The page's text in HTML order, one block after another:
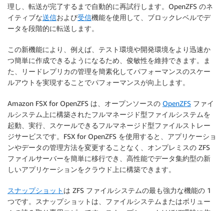
理し、転送が完了するまで自動的に再試行します。OpenZFS のネ
イティブな送信および受信機能を使用して、ブロックレベルでデ
ータを段階的に転送します。
この新機能により、例えば、テスト環境や開発環境をより迅速か
つ簡単に作成できるようになるため、 俊敏性を維持できます。ま
た、リードレプリカの管理を簡素化してパフォーマンスのスケー
ルアウトを実現することでパフォーマンスが向上します。
Amazon FSX for OpenZFS は、オープンソースの OpenZFS ファイ
ルシステム上に構築されたフルマネージド型ファイルシステムを
起動、実行、スケールできるフルマネージド型ファイルストレー
ジサービスです。FSX for OpenZFS を使用すると、アプリケーショ
ンやデータの管理方法を変更することなく、オンプレミスの ZFS
ファイルサーバーを簡単に移行でき、高性能でデータ集約型の新
しいアプリケーションをクラウド上に構築できます。
スナップショット は ZFS ファイルシステムの最も強力な機能の 1
つです。スナップショットは、ファイルシステムまたはボリュー